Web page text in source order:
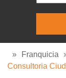
» Franquicia
Consultoria